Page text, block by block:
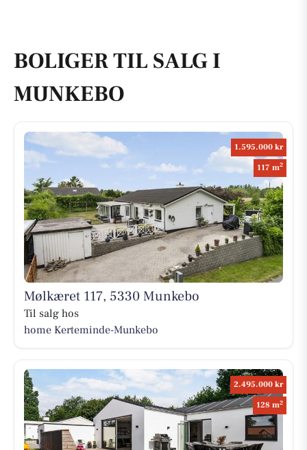
BOLIGER TIL SALG I
MUNKEBO
1.595.000 kr
117 m2
Mølkæret 117, 5330 Munkebo
Til salg hos
home Kerteminde-Munkebo
2.495.000 kr
128 m2